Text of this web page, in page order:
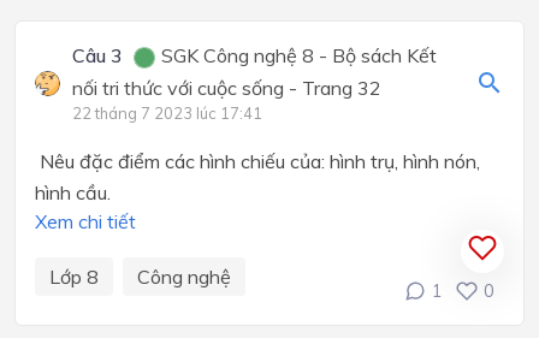
Câu 3
SGK Công nghệ 8 - Bộ sách Kết
nối tri thức với cuộc sống - Trang 32
22 tháng 7 2023 lúc 17:41
Nêu đặc điểm các hình chiếu của: hình trụ, hình nón,
hình cầu.
Xem chi tiết
Lớp 8 Công nghệ
1 0